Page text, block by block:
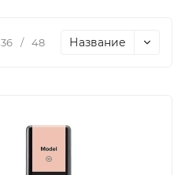
36 / 48 Название